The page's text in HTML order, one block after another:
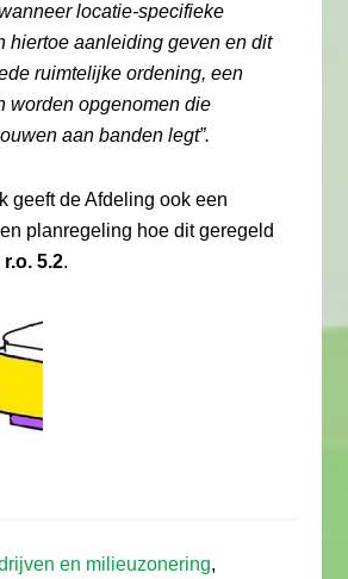
locatie-specifieke
hiertoe aanleiding geven en dit
ruimtelijke ordening, een
worden opgenomen die
aan banden legt”.
geeft de Afdeling ook een
planregeling hoe dit geregeld
r.o. 5.2.
en milieuzonering,